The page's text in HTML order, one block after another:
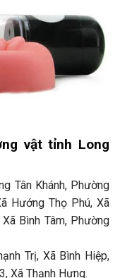
vật tỉnh Long
Tân Khánh, Phường
Hướng Thọ Phú, Xã
Bình Tâm, Phường
Trị, Xã Bình Hiệp,
Xã Thạnh Hưng.